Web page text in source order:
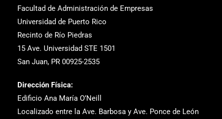
Facultad de Administración de Empresas
Universidad de Puerto Rico
Recinto de Río Piedras
15 Ave. Universidad STE 1501
San Juan, PR 00925-2535
Dirección Física:
Edificio Ana María O’Neill
Localizado entre la Ave. Barbosa y Ave. Ponce de León